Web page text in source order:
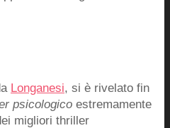
Longanesi, si è rivelato fin
psicologico estremamente
migliori thriller